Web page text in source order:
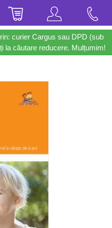
curier Cargus sau DPD (sub
la căutare reducere. Mulțumim!